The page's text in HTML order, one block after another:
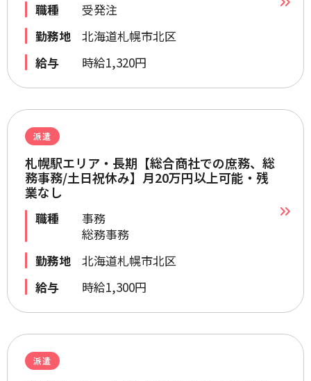
職種
受発注
勤務地
北海道札幌市北区
給与
時給1,320円
派遣
札幌駅エリア・長期【総合商社での庶務、総
務事務/土日祝休み】月20万円以上可能・残
業なし
職種
事務
総務事務
勤務地
北海道札幌市北区
給与
時給1,300円
派遣